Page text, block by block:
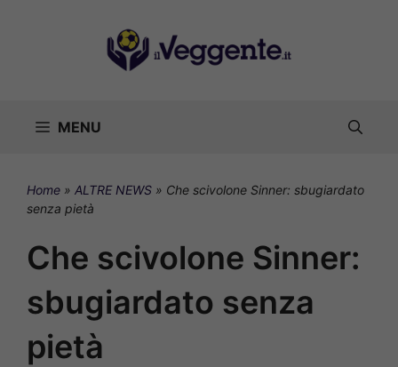
MENU
Home » ALTRE NEWS » Che scivolone Sinner: sbugiardato
senza pietà
Che scivolone Sinner:
sbugiardato senza
pietà